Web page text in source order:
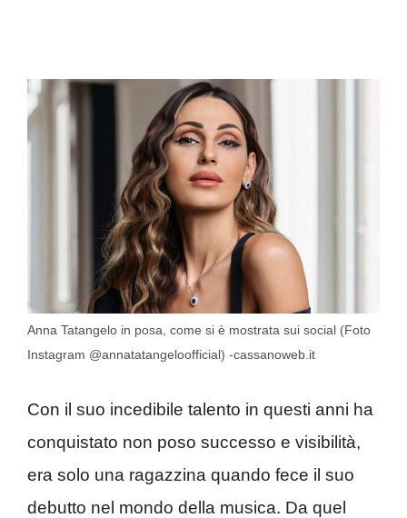
Anna Tatangelo in posa, come si è mostrata sui social (Foto
Instagram @annatatangeloofficial) -cassanoweb.it
Con il suo incedibile talento in questi anni ha
conquistato non poso successo e visibilità,
era solo una ragazzina quando fece il suo
debutto nel mondo della musica. Da quel